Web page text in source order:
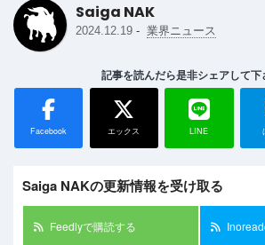
Saiga NAK
2024.12.19 - 業界ニュース
記事を読んだら是非シェアして下
Facebook エックス LINE
Saiga NAKの更新情報を受け取る
Feedlyで購読する